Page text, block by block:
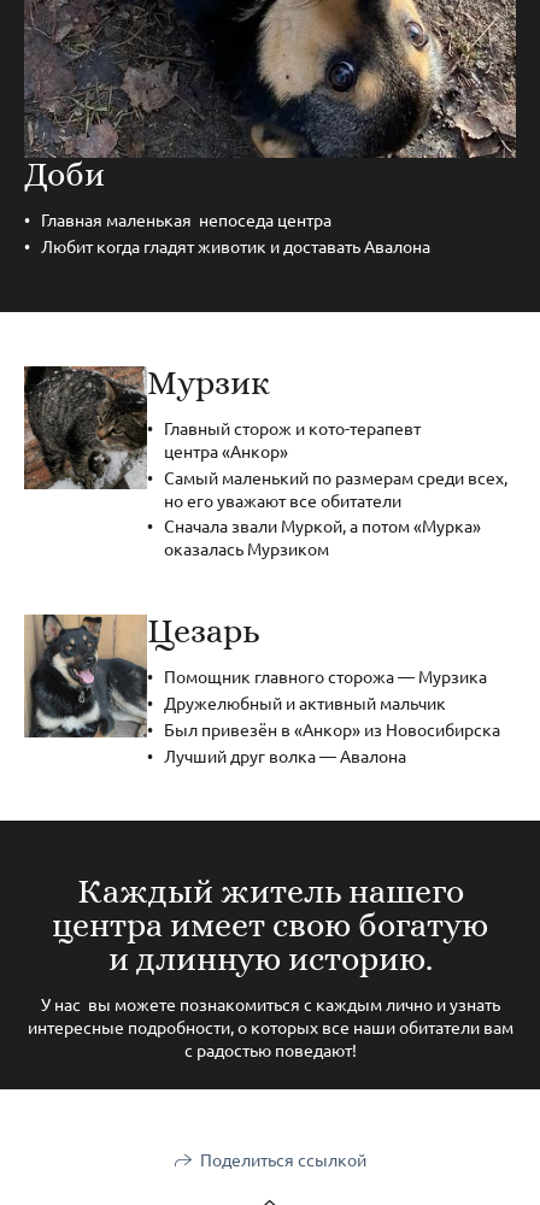
Доби
Главная маленькая непоседа центра
Любит когда гладят животик и доставать Авалона
Мурзик
Главный сторож и кото-терапевт
центра «Анкор»
Самый маленький по размерам среди всех,
но его уважают все обитатели
Сначала звали Муркой, а потом «Мурка»
оказалась Мурзиком
Цезарь
Помощник главного сторожа — Мурзика
Дружелюбный и активный мальчик
Был привезён в «Анкор» из Новосибирска
Лучший друг волка — Авалона
Каждый житель нашего
центра имеет свою богатую
и длинную историю.
У нас вы можете познакомиться с каждым лично и узнать
интересные подробности, о которых все наши обитатели вам
с радостью поведают!
Поделиться ссылкой